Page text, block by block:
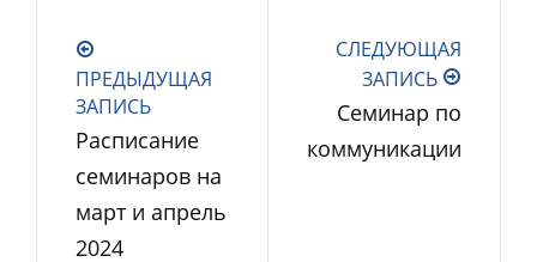
ПРЕДЫДУЩАЯ
ЗАПИСЬ
Расписание
семинаров на
март и апрель
2024
СЛЕДУЮЩАЯ
ЗАПИСЬ
Cеминар по
коммуникации